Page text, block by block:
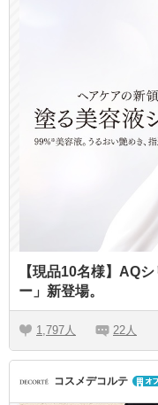
【現品10名様】AQ
ー」新登場。
1,797 22
コスメデコルテ